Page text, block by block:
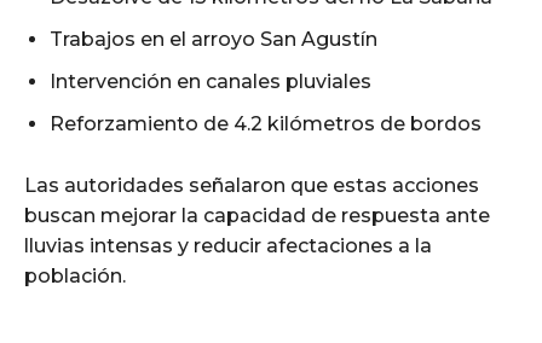
Trabajos en el arroyo San Agustín
Intervención en canales pluviales
Reforzamiento de 4.2 kilómetros de bordos
Las autoridades señalaron que estas acciones
buscan mejorar la capacidad de respuesta ante
lluvias intensas y reducir afectaciones a la
población.